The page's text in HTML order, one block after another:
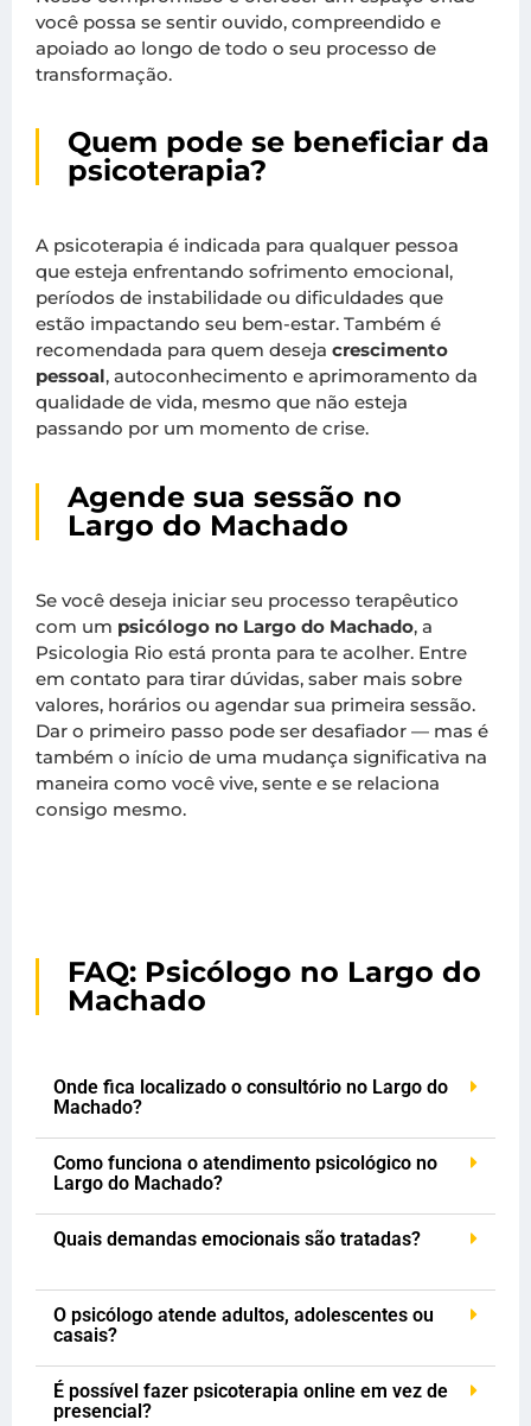
você possa se sentir ouvido, compreendido e
apoiado ao longo de todo o seu processo de
transformação.
Quem pode se beneficiar da
psicoterapia?
A psicoterapia é indicada para qualquer pessoa
que esteja enfrentando sofrimento emocional,
períodos de instabilidade ou dificuldades que
estão impactando seu bem-estar. Também é
recomendada para quem deseja crescimento
pessoal, autoconhecimento e aprimoramento da
qualidade de vida, mesmo que não esteja
passando por um momento de crise.
Agende sua sessão no
Largo do Machado
Se você deseja iniciar seu processo terapêutico
com um psicólogo no Largo do Machado, a
Psicologia Rio está pronta para te acolher. Entre
em contato para tirar dúvidas, saber mais sobre
valores, horários ou agendar sua primeira sessão.
Dar o primeiro passo pode ser desafiador — mas é
também o início de uma mudança significativa na
maneira como você vive, sente e se relaciona
consigo mesmo.
FAQ: Psicólogo no Largo do
Machado
Onde fica localizado o consultório no Largo do
Machado?
Como funciona o atendimento psicológico no
Largo do Machado?
Quais demandas emocionais são tratadas?
O psicólogo atende adultos, adolescentes ou
casais?
É possível fazer psicoterapia online em vez de
presencial?